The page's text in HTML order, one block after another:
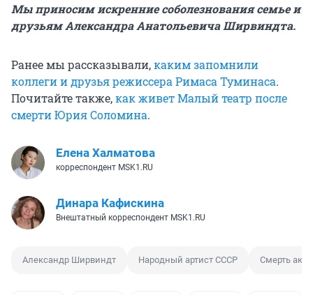
Мы приносим искренние соболезнования семье и
друзьям Александра Анатольевича Ширвиндта.
Ранее мы рассказывали,каким запомнили
коллеги и друзья режиссера Римаса Туминаса.
Почитайте также,как живет Малый театр после
смерти Юрия Соломина.
Елена Халматова
корреспондент MSK1.RU
Динара Кафискина
Внештатный корреспондент MSK1.RU
Александр Ширвиндт Народный артист СССР Смерть